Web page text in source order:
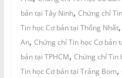
bản tại Tây Ninh, Chứng chỉ
Tin học Cơ bản tại Thống Nhất,
An, Chứng chỉ Tin học Cơ bản
bản tại TPHCM, Chứng chỉ Tin
Tin học Cơ bản tại Trảng Bom,